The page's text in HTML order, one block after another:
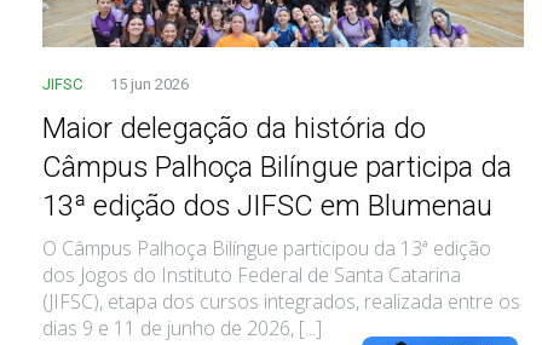
JIFSC 15 jun 2026
Maior delegação da história do
Câmpus Palhoça Bilíngue participa da
13ª edição dos JIFSC em Blumenau
O Câmpus Palhoça Bilíngue participou da 13ª edição
dos Jogos do Instituto Federal de Santa Catarina
(JIFSC), etapa dos cursos integrados, realizada entre os
dias 9 e 11 de junho de 2026, [...]